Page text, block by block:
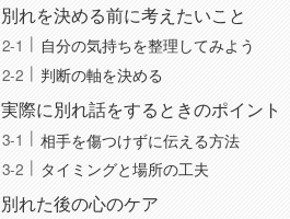
別れを決める前に考えたいこと
自分の気持ちを整理してみよう
判断の軸を決める
実際に別れ話をするときのポイント
相手を傷つけずに伝える方法
タイミングと場所の工夫
別れた後の心のケア